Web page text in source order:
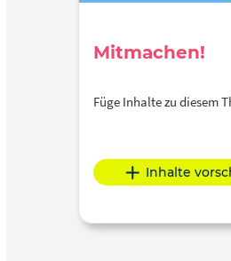
Mitmachen!
Füge Inhalte zu diesem
Inhalte